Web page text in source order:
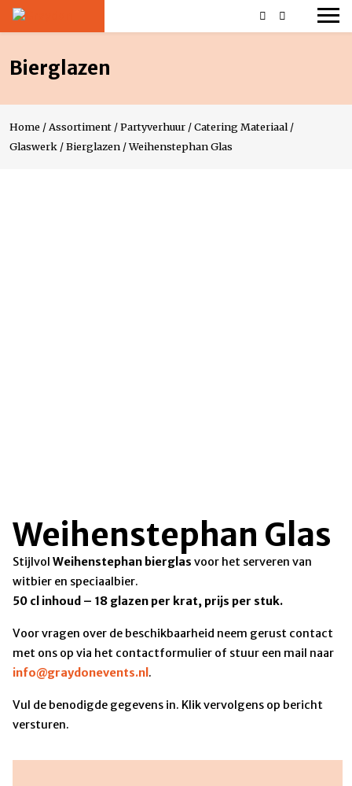
Bierglazen
Home / Assortiment /Partyverhuur /Catering Materiaal /
Glaswerk /Bierglazen /Weihenstephan Glas
Weihenstephan Glas
Stijlvol Weihenstephan bierglas voor het serveren van
witbier en speciaalbier.
50 cl inhoud – 18 glazen per krat, prijs per stuk.
Voor vragen over de beschikbaarheid neem gerust contact
met ons op via het contactformulier of stuur een mail naar
info@graydonevents.nl .
Vul de benodigde gegevens in. Klik vervolgens op bericht
versturen.